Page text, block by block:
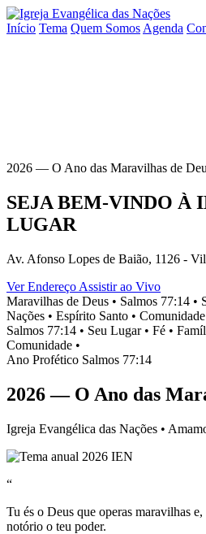
Início Tema Quem Somos Agenda
2026 — O Ano das Maravilhas de
SEJA BEM-VINDO À
LUGAR
Av. Afonso Lopes de Baião, 1126 -
Ver Endereço Assistir ao Vivo
Maravilhas de Deus • Salmos 77:14 •
Nações • Espírito Santo • Comunidade
Salmos 77:14 • Seu Lugar • Fé •
Comunidade •
Ano Profético Salmos 77:14
2026 — O Ano das
Igreja Evangélica das Nações •
“
Tu és o Deus que operas maravilhas
notório o teu poder.